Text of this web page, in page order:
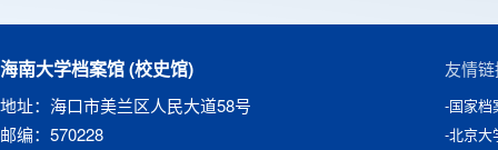
海南大学档案馆 (校史馆)
地址：海口市美兰区人民大道58号
邮编：570228
友情
-国家档
-北京大